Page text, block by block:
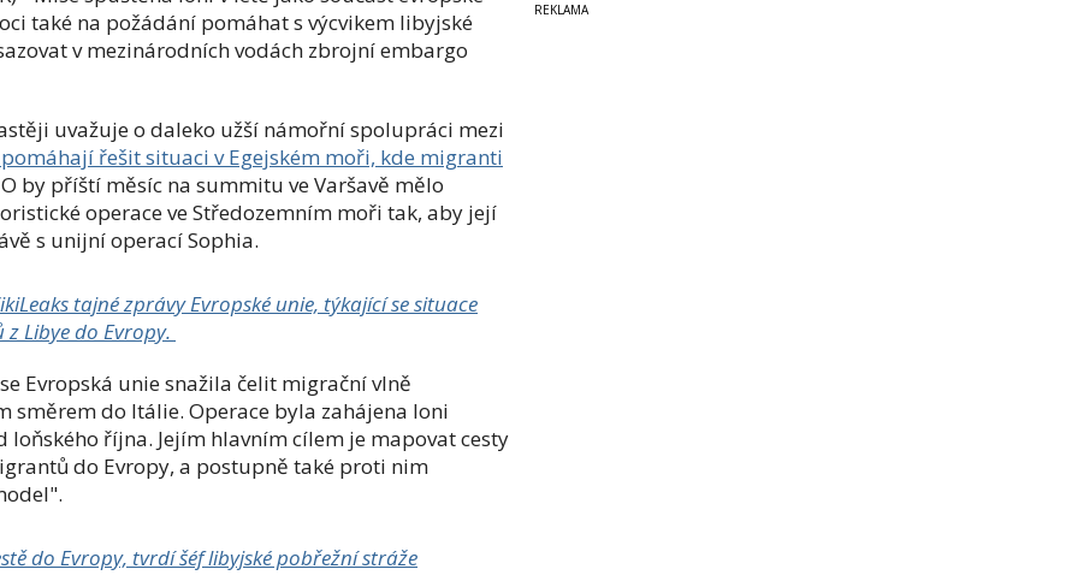
také na požádání pomáhat s výcvikem libyjské
v mezinárodních vodách zbrojní embargo
uvažuje o daleko užší námořní spolupráci mezi
řešit situaci v Egejském moři, kde migranti
by příští měsíc na summitu ve Varšavě mělo
operace ve Středozemním moři tak, aby její
s unijní operací Sophia.
tajné zprávy Evropské unie, týkající se situace
Libye do Evropy.
Evropská unie snažila čelit migrační vlně
směrem do Itálie. Operace byla zahájena loni
loňského října. Jejím hlavním cílem je mapovat cesty
do Evropy, a postupně také proti nim
do Evropy, tvrdí šéf libyjské pobřežní stráže